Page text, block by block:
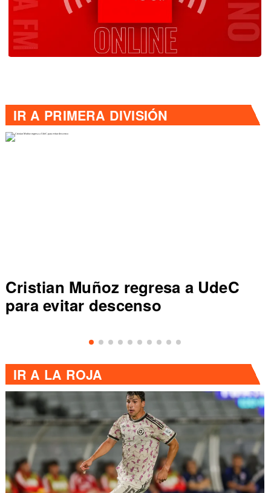
IR A PRIMERA DIVISIÓN
Cristian Muñoz regresa a UdeC
para evitar descenso
IR A LA ROJA